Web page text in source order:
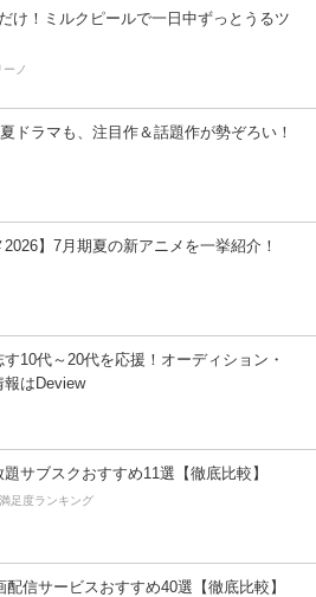
け！ミルクピールで一日中ずっとうるツ
ーノ
ドラマも、注目作＆話題作が勢ぞろい！
2026】7月期夏の新アニメを一挙紹介！
10代～20代を応援！オーディション・
報はDeview
サブスクおすすめ11選【徹底比較】
足度ランキング
配信サービスおすすめ40選【徹底比較】